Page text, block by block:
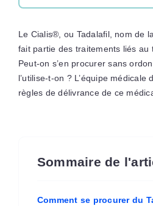
Le Cialis®, ou Tadalafil, nom de
fait partie des traitements liés au
Peut-on s’en procurer sans
l’utilise-t-on ? L’équipe
règles de délivrance de ce
Sommaire de
Comment se procurer du